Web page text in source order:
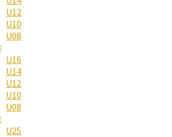
U12
U10
U08
U16
U14
U12
U10
U08
U25